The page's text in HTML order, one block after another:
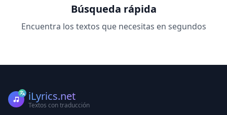
Búsqueda rápida
Encuentra los textos que necesitas en segundos
iLyrics.net
Textos con traducción